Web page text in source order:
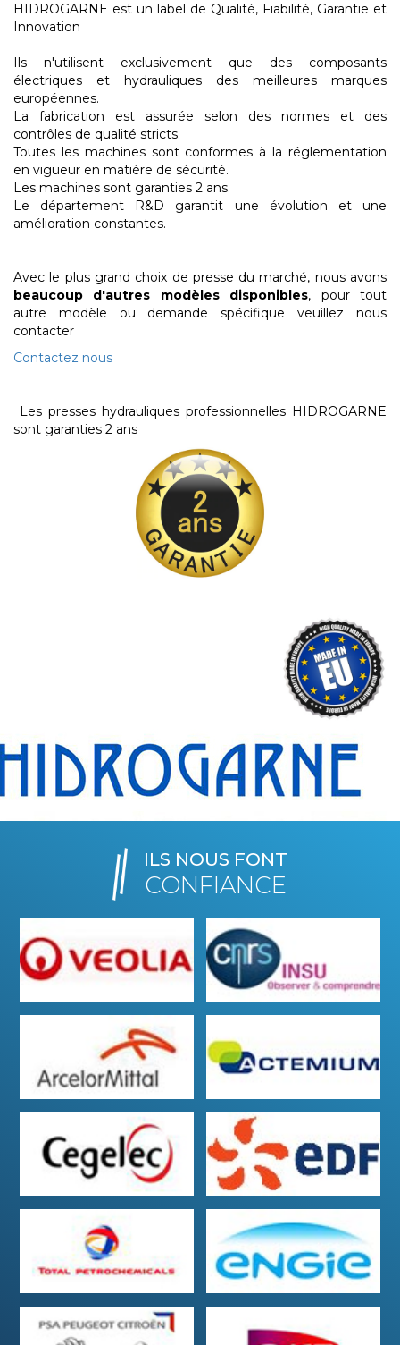
HIDROGARNE est un label de Qualité, Fiabilité, Garantie et
Innovation
Ils n'utilisent exclusivement que des composants
électriques et hydrauliques des meilleures marques
européennes.
La fabrication est assurée selon des normes et des
contrôles de qualité stricts.
Toutes les machines sont conformes à la réglementation
en vigueur en matière de sécurité.
Les machines sont garanties 2 ans.
Le département R&D garantit une évolution et une
amélioration constantes.
Avec le plus grand choix de presse du marché, nous avons
beaucoup d'autres modèles disponibles, pour tout
autre modèle ou demande spécifique veuillez nous
contacter
Contactez nous
Les presses hydrauliques professionnelles HIDROGARNE
sont garanties 2 ans
ILS NOUS FONT
CONFIANCE